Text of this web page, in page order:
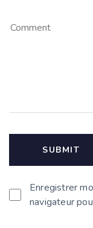
Enregistrer
navigateur